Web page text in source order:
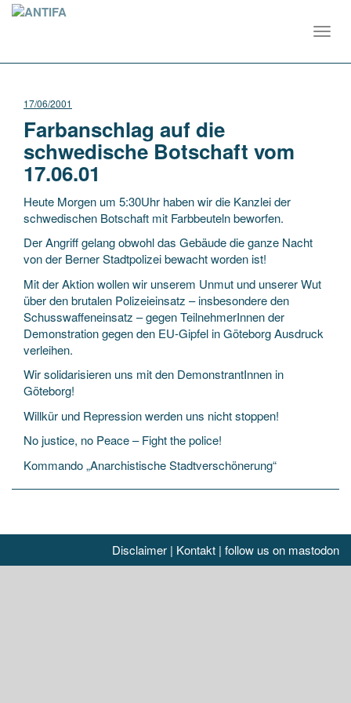
17/06/2001
Farbanschlag auf die
schwedische Botschaft vom
17.06.01
Heute Morgen um 5:30Uhr haben wir die Kanzlei der
schwedischen Botschaft mit Farbbeuteln beworfen.
Der Angriff gelang obwohl das Gebäude die ganze Nacht
von der Berner Stadtpolizei bewacht worden ist!
Mit der Aktion wollen wir unserem Unmut und unserer Wut
über den brutalen Polizeieinsatz – insbesondere den
Schusswaffeneinsatz – gegen TeilnehmerInnen der
Demonstration gegen den EU-Gipfel in Göteborg Ausdruck
verleihen.
Wir solidarisieren uns mit den DemonstrantInnen in
Göteborg!
Willkür und Repression werden uns nicht stoppen!
No justice, no Peace – Fight the police!
Kommando „Anarchistische Stadtverschönerung“
Disclaimer | Kontakt | follow us on mastodon